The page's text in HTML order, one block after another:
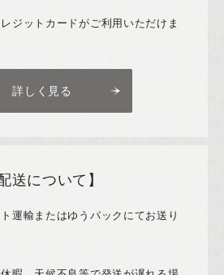
ジットカードがご利用いただけま
詳しく見る
配送について】
運輸またはゆうパックにてお送り